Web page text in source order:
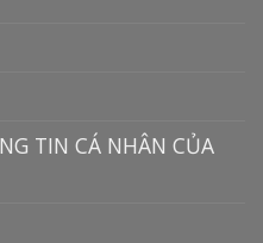
TIN CÁ NHÂN CỦA